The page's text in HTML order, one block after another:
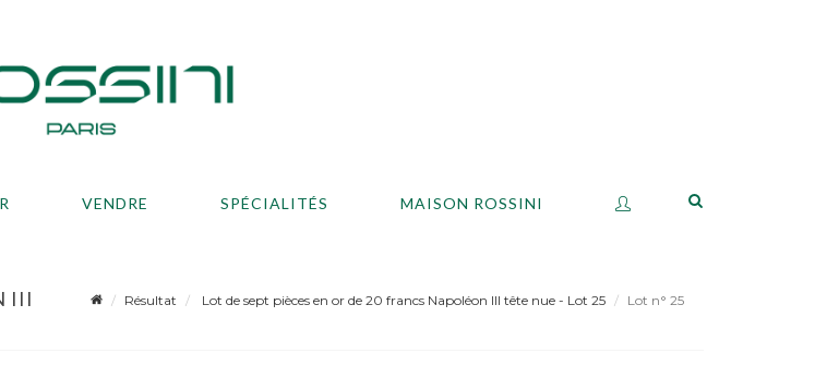
VENDRE SPÉCIALITÉS MAISON ROSSINI
III
Résultat Lot de sept pièces en or de 20 francs Napoléon III tête nue - Lot 25 Lot n° 25